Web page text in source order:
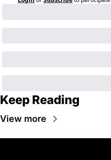
Keep Reading
View more